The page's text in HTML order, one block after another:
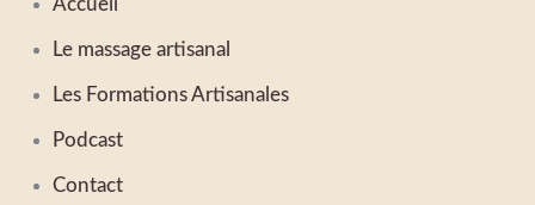
Accueil
Le massage artisanal
Les Formations Artisanales
Podcast
Contact